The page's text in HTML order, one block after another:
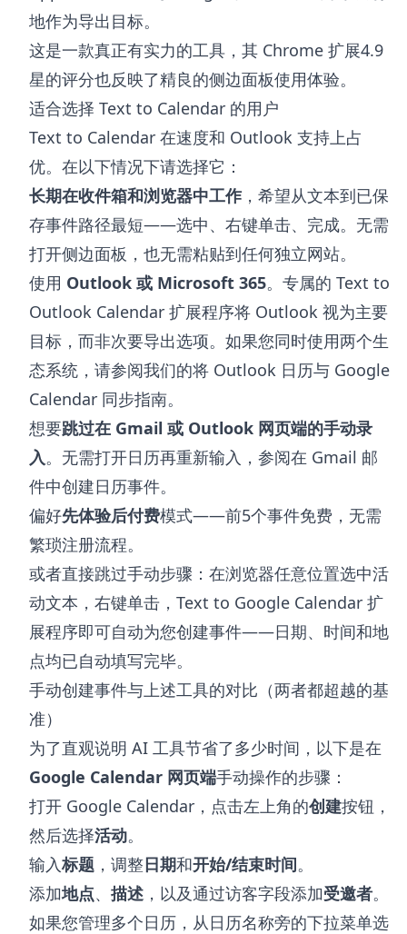
地作为导出目标。
这是一款真正有实力的工具，其 Chrome 扩展4.9
星的评分也反映了精良的侧边面板使用体验。
适合选择 Text to Calendar 的用户
Text to Calendar 在速度和 Outlook 支持上占
优。在以下情况下请选择它：
长期在收件箱和浏览器中工作，希望从文本到已保
存事件路径最短——选中、右键单击、完成。无需
打开侧边面板，也无需粘贴到任何独立网站。
使用 Outlook 或 Microsoft 365。专属的 Text to
Outlook Calendar 扩展程序将 Outlook 视为主要
目标，而非次要导出选项。如果您同时使用两个生
态系统，请参阅我们的将 Outlook 日历与 Google
Calendar 同步指南。
想要跳过在 Gmail 或 Outlook 网页端的手动录
入。无需打开日历再重新输入，参阅在 Gmail 邮
件中创建日历事件。
偏好先体验后付费模式——前5个事件免费，无需
繁琐注册流程。
或者直接跳过手动步骤：在浏览器任意位置选中活
动文本，右键单击， Text to Google Calendar 扩
展程序即可自动为您创建事件——日期、时间和地
点均已自动填写完毕。
手动创建事件与上述工具的对比（两者都超越的基
准）
为了直观说明 AI 工具节省了多少时间，以下是在
Google Calendar 网页端手动操作的步骤：
打开 Google Calendar，点击左上角的创建按钮，
然后选择活动。
输入标题 ，调整日期和开始/结束时间。
添加地点、 描述 ，以及通过访客字段添加受邀者。
如果您管理多个日历，从日历名称旁的下拉菜单选